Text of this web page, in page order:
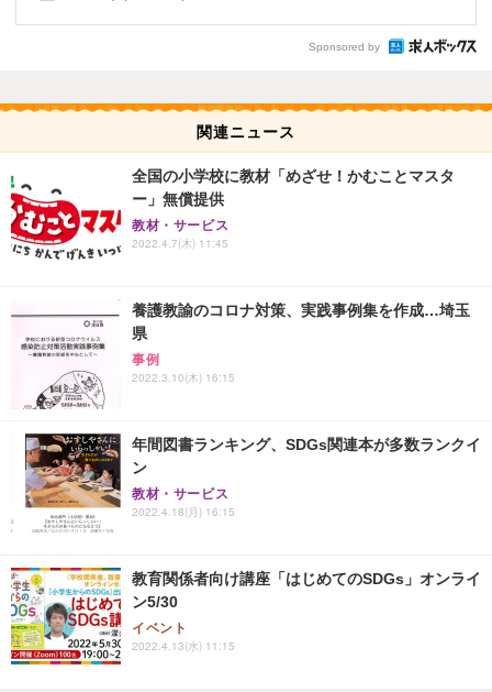
Sponsored by
関連ニュース
全国の小学校に教材「めざせ！かむことマスタ
ー」無償提供
教材・サービス
2022.4.7(木) 11:45
養護教諭のコロナ対策、実践事例集を作成…埼玉
県
事例
2022.3.10(木) 16:15
年間図書ランキング、SDGs関連本が多数ランクイ
ン
教材・サービス
2022.4.18(月) 16:15
教育関係者向け講座「はじめてのSDGs」オンライ
ン5/30
イベント
2022.4.13(水) 11:15